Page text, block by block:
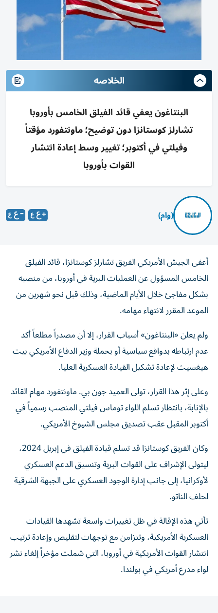
الخلاصه
البنتاغون يعفي قائد الفيلق الخامس بأوروبا
تشارلز كوستانزا دون توضيح؛ ماونتفورد مؤقتاً
وفيلتي في أكتوبر؛ تغيير وسط إعادة انتشار
القوات بأوروبا
(وام)
أعفى الجيش الأمريكي الفريق تشارلز كوستانزا، قائد الفيلق
الخامس المسؤول عن العمليات البرية في أوروبا، من منصبه
بشكل مفاجئ خلال الأيام الماضية، وذلك قبل نحو شهرين من
الموعد المقرر لانتهاء مهامه.
ولم يعلن «البنتاغون» أسباب القرار، إلا أن مصدراً مطلعاً أكد
عدم ارتباطه بدوافع سياسية أو بحملة وزير الدفاع الأمريكي بيت
هيغسيث لإعادة تشكيل القيادة العسكرية العليا.
وعلى إثر هذا القرار، تولى العميد جون بي. ماونتفورد مهام القائد
بالإنابة، بانتظار تسلم اللواء توماس فيلتي المنصب رسمياً في
أكتوبر المقبل عقب تصديق مجلس الشيوخ الأمريكي.
وكان الفريق كوستانزا قد تسلم قيادة الفيلق في إبريل 2024،
ليتولى الإشراف على القوات البرية وتنسيق الدعم العسكري
لأوكرانيا، إلى جانب إدارة الوجود العسكري على الجبهة الشرقية
لحلف الناتو.
تأتي هذه الإقالة في ظل تغييرات واسعة تشهدها القيادات
العسكرية الأمريكية، وتتزامن مع توجهات لتقليص وإعادة ترتيب
انتشار القوات الأمريكية في أوروبا، التي شملت مؤخراً إلغاء نشر
لواء مدرع أمريكي في بولندا.